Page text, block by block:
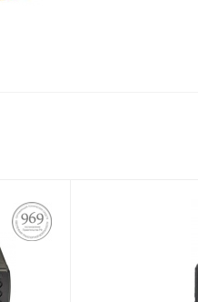
ПОСТАНОВЛЕНИЕ
969